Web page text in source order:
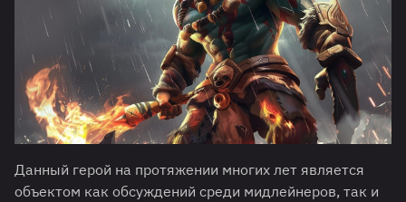
Данный герой на протяжении многих лет является
объектом как обсуждений среди мидлейнеров, так и